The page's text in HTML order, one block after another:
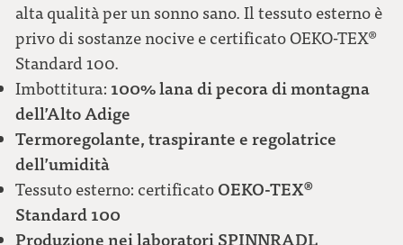
alta qualità per un sonno sano. Il tessuto esterno è
privo di sostanze nocive e certificato OEKO-TEX®
Standard 100.
Imbottitura: 100% lana di pecora di montagna
dell’Alto Adige
Termoregolante, traspirante e regolatrice
dell’umidità
Tessuto esterno: certificato OEKO-TEX®
Standard 100
Produzione nei laboratori SPINNRADL